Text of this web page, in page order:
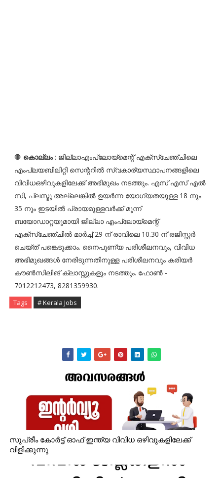
🛑 കൊല്ലം: ജില്ലാഎംപ്ലോയ്‌മെന്റ് എക്‌സ്‌ചേഞ്ചിലെ
എംപ്ലയബിലിറ്റി സെന്ററില്‍ സ്വകാര്യസ്ഥാപനങ്ങളിലെ
വിവിധഒഴിവുകളിലേക്ക് അഭിമുഖം നടത്തും. എസ് എസ് എല്‍
സി, പ്ലസ്ടു അല്ലെങ്കില്‍ ഉയര്‍ന്ന യോഗ്യതയുള്ള 18 നും
35 നും ഇടയില്‍ പ്രായമുള്ളവര്‍ക്ക് മൂന്ന്
ബയോഡാറ്റയുമായി ജില്ലാ എംപ്ലോയ്‌മെന്റ്
എക്‌സ്‌ചേഞ്ചില്‍ മാര്‍ച്ച് 29 ന് രാവിലെ 10.30 ന് രജിസ്റ്റര്‍
ചെയ്ത് പങ്കെടുക്കാം. നൈപുണ്യ പരിശീലനവും, വിവിധ
അഭിമുഖങ്ങള്‍ നേരിടുന്നതിനുള്ള പരിശീലനവും കരിയര്‍
കൗണ്‍സിലിങ് ക്ലാസ്സുകളും നടത്തും. ഫോണ്‍ -
7012212473, 8281359930.
Tags # Kerala Jobs
സുപ്രീം കോർട്ട് ഓഫ് ഇന്ത്യ വിവിധ ഒഴിവുകളിലേക്ക്
വിളിക്കുന്നു